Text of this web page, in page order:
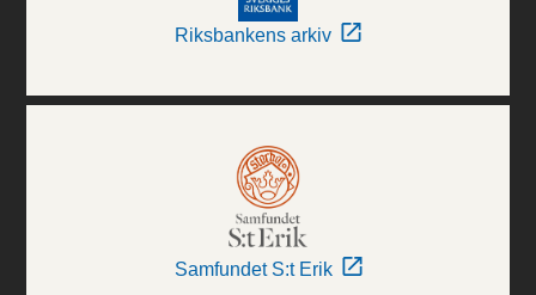
Riksbankens arkiv
Samfundet S:t Erik